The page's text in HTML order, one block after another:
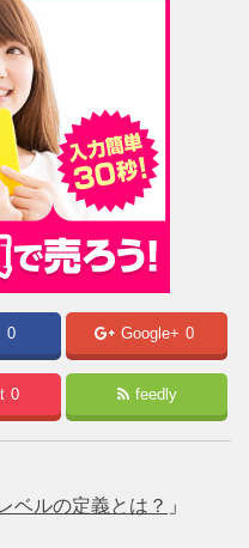
0 Google+ 0
0 feedly
ベルの定義とは？ 」